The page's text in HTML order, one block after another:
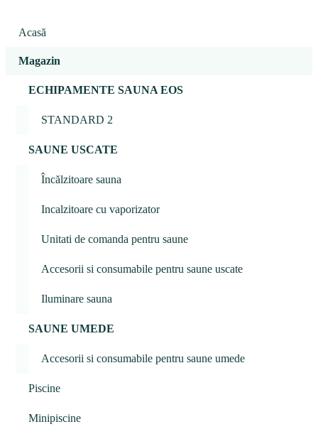
Acasă
Magazin
ECHIPAMENTE SAUNA EOS
STANDARD 2
SAUNE USCATE
Încălzitoare sauna
Incalzitoare cu vaporizator
Unitati de comanda pentru saune
Accesorii si consumabile pentru saune uscate
Iluminare sauna
SAUNE UMEDE
Accesorii si consumabile pentru saune umede
Piscine
Minipiscine